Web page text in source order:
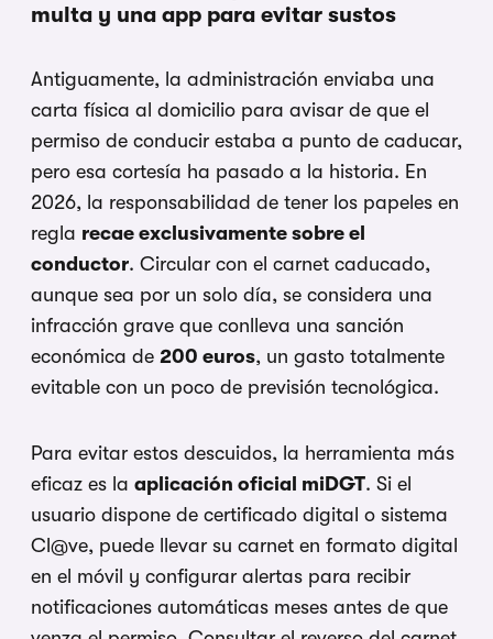
multa y una app para evitar sustos
Antiguamente, la administración enviaba una
carta física al domicilio para avisar de que el
permiso de conducir estaba a punto de caducar,
pero esa cortesía ha pasado a la historia. En
2026, la responsabilidad de tener los papeles en
regla recae exclusivamente sobre el
conductor. Circular con el carnet caducado,
aunque sea por un solo día, se considera una
infracción grave que conlleva una sanción
económica de 200 euros, un gasto totalmente
evitable con un poco de previsión tecnológica.
Para evitar estos descuidos, la herramienta más
eficaz es la aplicación oficial miDGT. Si el
usuario dispone de certificado digital o sistema
Cl@ve, puede llevar su carnet en formato digital
en el móvil y configurar alertas para recibir
notificaciones automáticas meses antes de que